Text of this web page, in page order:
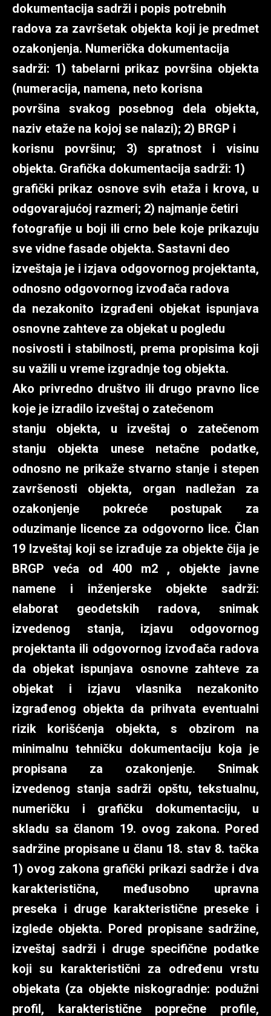
dokumentacija sadrži i popis potrebnih
radova za završetak objekta koji je predmet
ozakonjenja. Numerička dokumentacija
sadrži: 1) tabelarni prikaz površina objekta
(numeracija, namena, neto korisna
površina svakog posebnog dela objekta,
naziv etaže na kojoj se nalazi); 2) BRGP i
korisnu površinu; 3) spratnost i visinu
objekta. Grafička dokumentacija sadrži: 1)
grafički prikaz osnove svih etaža i krova, u
odgovarajućoj razmeri; 2) najmanje četiri
fotografije u boji ili crno bele koje prikazuju
sve vidne fasade objekta. Sastavni deo
izveštaja je i izjava odgovornog projektanta,
odnosno odgovornog izvođača radova
da nezakonito izgrađeni objekat ispunjava
osnovne zahteve za objekat u pogledu
nosivosti i stabilnosti, prema propisima koji
su važili u vreme izgradnje tog objekta.
Ako privredno društvo ili drugo pravno lice
koje je izradilo izveštaj o zatečenom
stanju objekta, u izveštaj o zatečenom
stanju objekta unese netačne podatke,
odnosno ne prikaže stvarno stanje i stepen
završenosti objekta, organ nadležan za
ozakonjenje pokreće postupak za
oduzimanje licence za odgovorno lice. Član
19 Izveštaj koji se izrađuje za objekte čija je
BRGP veća od 400 m2 , objekte javne
namene i inženjerske objekte sadrži:
elaborat geodetskih radova, snimak
izvedenog stanja, izjavu odgovornog
projektanta ili odgovornog izvođača radova
da objekat ispunjava osnovne zahteve za
objekat i izjavu vlasnika nezakonito
izgrađenog objekta da prihvata eventualni
rizik korišćenja objekta, s obzirom na
minimalnu tehničku dokumentaciju koja je
propisana za ozakonjenje. Snimak
izvedenog stanja sadrži opštu, tekstualnu,
numeričku i grafičku dokumentaciju, u
skladu sa članom 19. ovog zakona. Pored
sadržine propisane u članu 18. stav 8. tačka
1) ovog zakona grafički prikazi sadrže i dva
karakteristična, međusobno upravna
preseka i druge karakteristične preseke i
izglede objekta. Pored propisane sadržine,
izveštaj sadrži i druge specifične podatke
koji su karakteristični za određenu vrstu
objekata (za objekte niskogradnje: podužni
profil, karakteristične poprečne profile,